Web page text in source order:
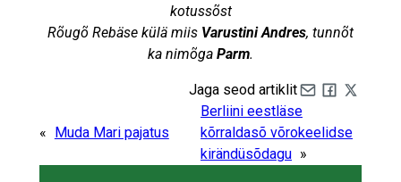
kotussõst
Rõugõ Rebäse külä miis Varustini Andres, tunnõt
ka nimõga Parm.
Jaga seod artiklit
Share by e-mail
« Muda Mari pajatus
Berliini eestläse
kõrraldasõ võrokeelidse
kirändüsõdagu »